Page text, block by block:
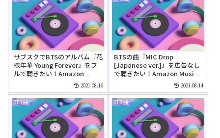
サブスクでBTSのアルバム『花
様年華 Young Forever』をフ
ルで聴きたい！Amazon
Music Unlimitedでは無料で
聴ける？
2021.08.16
BTSの曲『MIC Drop
[Japanese ver.]』を広告なし
で聴きたい！Amazon Music
Unlimitedの無料お試しでリ
ピートして聴ける？
2021.08.14
BTS 曲 BTS 曲